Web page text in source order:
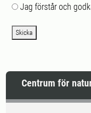
Jag förstår och
Skicka
Centrum för